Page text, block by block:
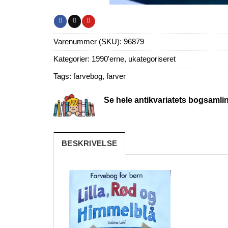
Varenummer (SKU): 96879
Kategorier: 1990'erne, ukategoriseret
Tags: farvebog, farver
Se hele antikvariatets
BESKRIVELSE